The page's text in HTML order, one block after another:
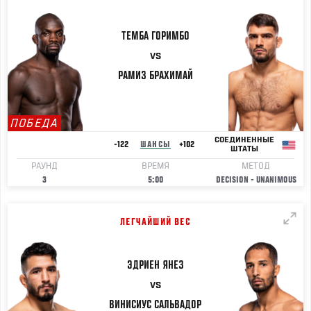
ПОБЕДА
ТЕМБА ГОРИМБО
VS
РАМИЗ БРАХИМАЙ
-122 ШАНСЫ +102
СОЕДИНЕННЫЕ
ШТАТЫ
РАУНД
3
ВРЕМЯ
5:00
МЕТОД
DECISION - UNANIMOUS
ЛЕГЧАЙШИЙ ВЕС
ЭДРИЕН ЯНЕЗ
VS
ВИНИСИУС САЛЬВАДОР